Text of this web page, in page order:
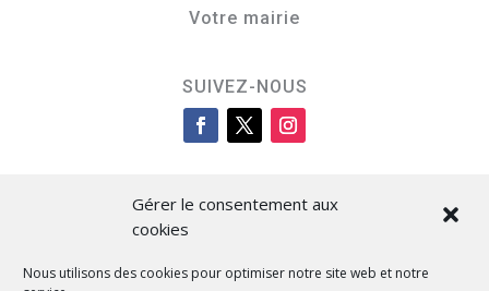
Gérer le consentement aux
cookies
Nous utilisons des cookies pour optimiser notre site web et notre
Votre mairie
SUIVEZ-NOUS